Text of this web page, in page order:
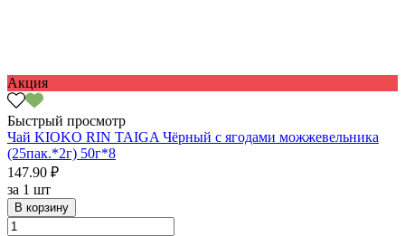
Акция
Быстрый просмотр
Чай KIOKO RIN TAIGA Чёрный с ягодами можжевельника
(25пак.*2г) 50г*8
147.90 ₽
за 1 шт
В корзину